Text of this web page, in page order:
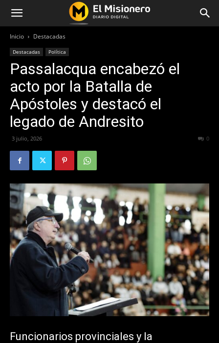
Inicio Destacadas
Destacadas Política
Passalacqua encabezó el
acto por la Batalla de
Apóstoles y destacó el
legado de Andresito
3 julio, 2026 0
Funcionarios provinciales y la